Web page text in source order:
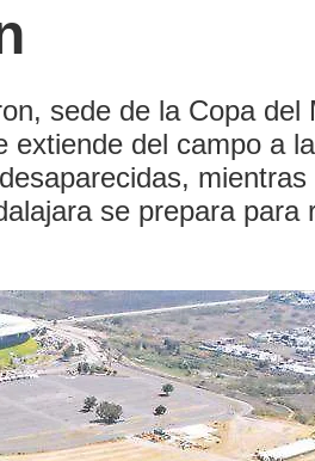
sede de la Copa
del campo a
se prepara